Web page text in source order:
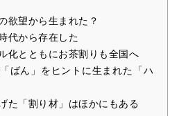
欲望から生まれた？
代から存在した
化とともにお茶割りも全国へ
ばん」をヒントに生まれた「ハ
た「割り材」はほかにもある